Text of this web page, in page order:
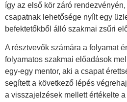
így az első kör záró
csapatnak lehetősége nyílt egy
befektetőkből álló szakmai zsűri
A résztvevők számára a folyamat
folyamatos szakmai előadások
egy-egy mentor, aki a csapat
segített a következő lépés
a visszajelzések mellett értékelte